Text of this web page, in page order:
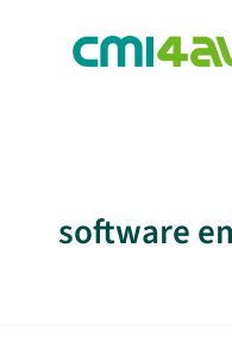
software